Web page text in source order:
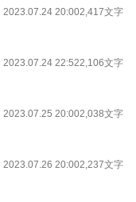
2023.07.24 20:002,417文字
2023.07.24 22:522,106文字
2023.07.25 20:002,038文字
2023.07.26 20:002,237文字